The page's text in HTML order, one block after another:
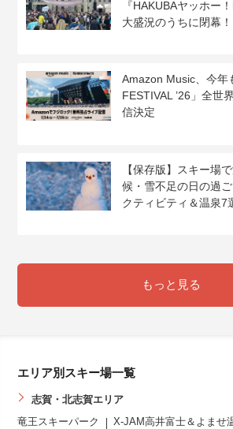
『HAKUBAヤッホー
大盛況のうちに閉幕！
Amazon Music、今年
FESTIVAL ’26」全世
信決定
【保存版】スキー場
候・雪不足の日の過
クティビティ＆温泉7
もっと見る
エリア別スキー場一覧
志賀・北志賀エリア
竜王スキーパーク X-JAM高井富士＆よませ